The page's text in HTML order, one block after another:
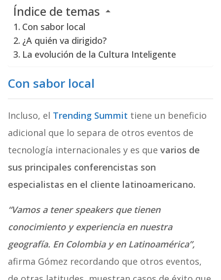
Índice de temas
Con sabor local
¿A quién va dirigido?
La evolución de la Cultura Inteligente
Con sabor local
Incluso, el Trending Summit tiene un beneficio
adicional que lo separa de otros eventos de
tecnología internacionales y es que varios de
sus principales conferencistas son
especialistas en el cliente latinoamericano.
“Vamos a tener speakers que tienen
conocimiento y experiencia en nuestra
geografía. En Colombia y en Latinoamérica”,
afirma Gómez recordando que otros eventos,